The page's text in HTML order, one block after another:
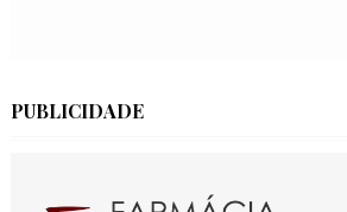
PUBLICIDADE